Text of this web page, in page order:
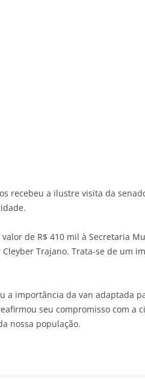
recebeu a ilustre visita da
de R$ 410 mil à Secretaria
Trajano. Trata-se de um
a importância da van adaptada
seu compromisso com
nossa população.